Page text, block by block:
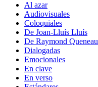
Al azar
Audiovisuales
Coloquiales
De Joan-Lluís Lluís
De Raymond Queneau
Dialogadas
Emocionales
En clave
En verso